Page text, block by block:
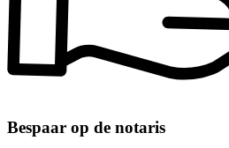
Bespaar op de notaris